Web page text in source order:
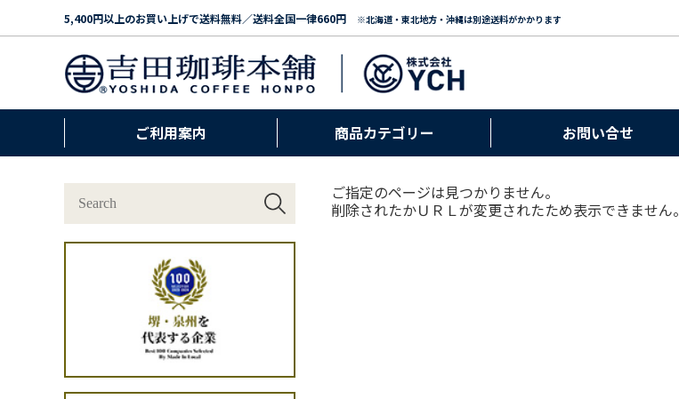
5,400円以上のお買い上げで送料無料／送料全国一律660円 ※北海道・東北地方・沖縄は別途送料がかかります
ご利用案内 商品カテゴリー お問い合せ
ご指定のページは見つかりません。
削除されたかＵＲＬが変更されたため表示できません。